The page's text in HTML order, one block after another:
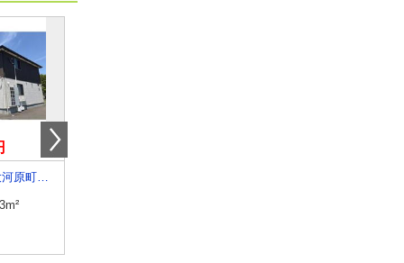
宮城県柴田郡大河原町字住吉町